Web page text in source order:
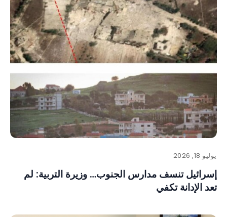
يوليو 18, 2026
إسرائيل تنسف مدارس الجنوب… وزيرة التربية: لم
تعد الإدانة تكفي